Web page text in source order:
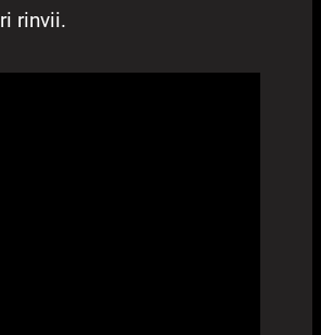
rinvii.